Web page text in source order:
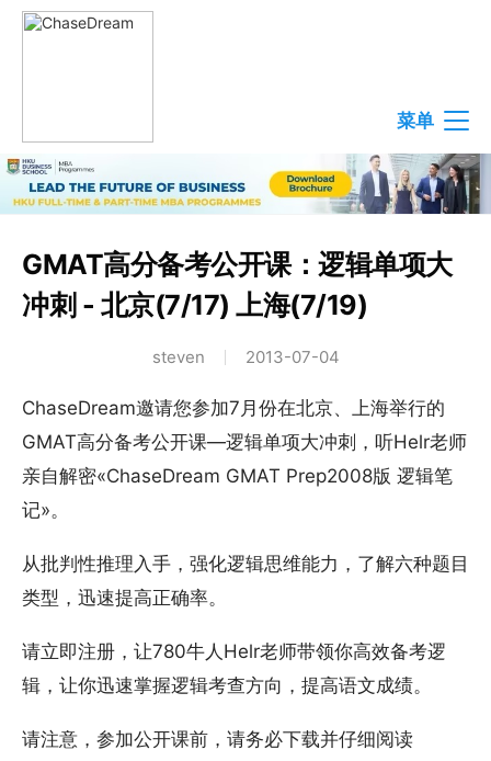
菜单
GMAT高分备考公开课：逻辑单项大
冲刺 - 北京(7/17) 上海(7/19)
steven 2013-07-04
ChaseDream邀请您参加7月份在北京、上海举行的
GMAT高分备考公开课—逻辑单项大冲刺，听Helr老师
亲自解密«ChaseDream GMAT Prep2008版 逻辑笔
记»。
从批判性推理入手，强化逻辑思维能力，了解六种题目
类型，迅速提高正确率。
请立即注册，让780牛人Helr老师带领你高效备考逻
辑，让你迅速掌握逻辑考查方向，提高语文成绩。
请注意，参加公开课前，请务必下载并仔细阅读